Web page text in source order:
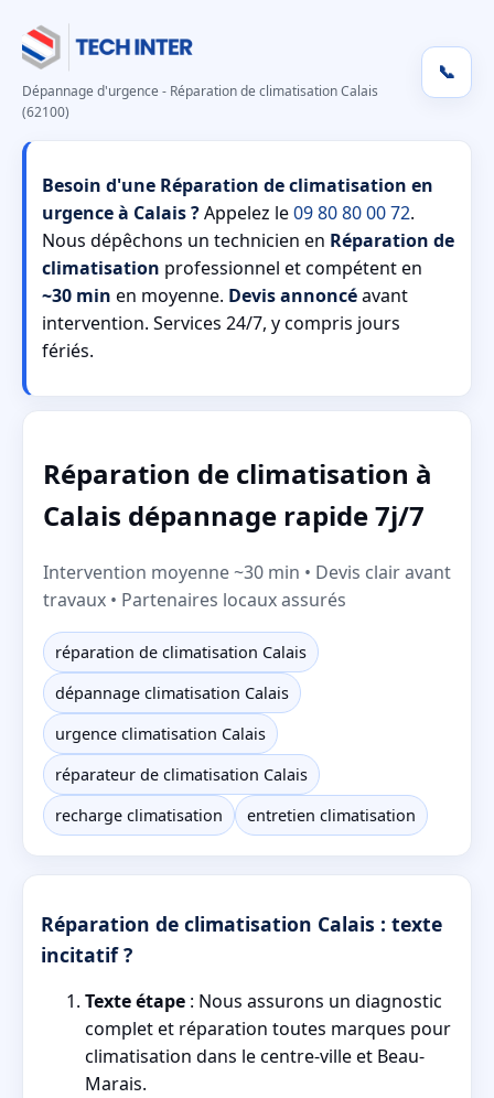
Dépannage d'urgence - Réparation de climatisation Calais
(62100)
📞
Besoin d'une Réparation de climatisation en
urgence à Calais ?Appelez le09 80 80 00 72.
Nous dépêchons un technicien en Réparation de
climatisation professionnel et compétent en
~30 min en moyenne. Devis annoncéavant
intervention. Services 24/7, y compris jours
fériés.
Réparation de climatisation à
Calais dépannage rapide 7j/7
Intervention moyenne ~30 min • Devis clair avant
travaux • Partenaires locaux assurés
réparation de climatisation Calais
dépannage climatisation Calais
urgence climatisation Calais
réparateur de climatisation Calais
recharge climatisation
entretien climatisation
Réparation de climatisation Calais : texte
incitatif ?
Texte étape : Nous assurons un diagnostic
complet et réparation toutes marques pour
climatisation dans le centre-ville et Beau-
Marais.